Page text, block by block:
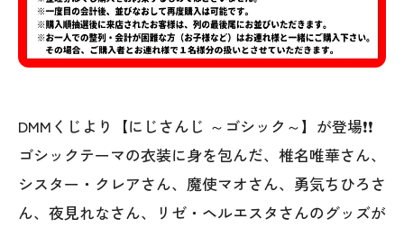
DMMくじより【にじさんじ ～ゴシック～】が登場❗❗
ゴシックテーマの衣装に身を包んだ、椎名唯華さん、
シスター・クレアさん、魔使マオさん、勇気ちひろさ
ん、夜見れなさん、リゼ・ヘルエスタさんのグッズが